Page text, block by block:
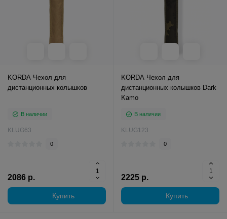
KORDA Чехол для
дистанционных колышков
В наличии
KLUG63
0
2086 р.
Купить
KORDA Чехол для
дистанционных колышков Dark
Kamo
В наличии
KLUG123
0
2225 р.
Купить